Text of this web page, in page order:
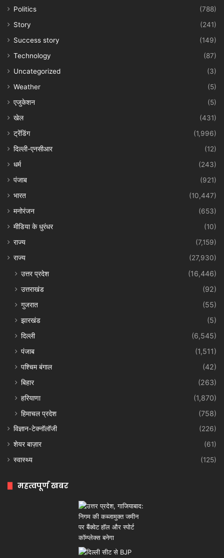
Politics
(788)
Story
(241)
Success story
(149)
Technology
(87)
Uncategorized
(3)
Weather
(5)
एजुकेशन
(5)
खेल
(431)
ट्रेंडिंग
(1,996)
दिल्ली-एनसीआर
(12)
धर्म
(243)
पंजाब
(921)
भारत
(10,447)
मनोरंजन
(653)
मीडिया के धुरंधर
(10)
राज्य
(7,159)
राज्य
(27,930)
उत्तर प्रदेश
(16,446)
उत्तराखंड
(92)
गुजरात
(55)
झारखंड
(5)
दिल्ली
(6,545)
पंजाब
(1,511)
पश्चिम बंगाल
(42)
बिहार
(263)
हरियाणा
(1,870)
हिमाचल प्रदेश
(758)
विज्ञान-टेक्नॉलॉजी
(226)
शेयर बाज़ार
(61)
स्वास्थ्य
(125)
महत्वपूर्ण खबर